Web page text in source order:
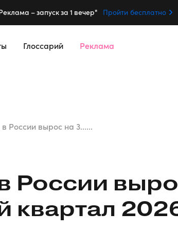
– запуск за 1 вечер" Пройти бесплатно
Глоссарий Реклама
России вырос на 3......
России
квартал